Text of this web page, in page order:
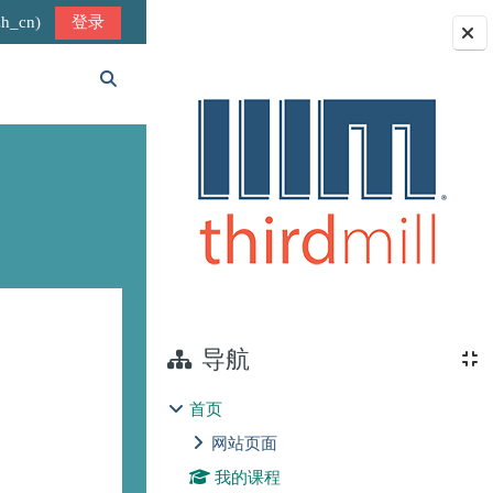
版块
导航
首页
网站页面
我的课程
登录
切换搜索输入